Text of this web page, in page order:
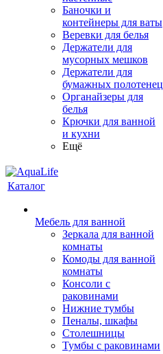
Баночки и
контейнеры для ваты
Веревки для белья
Держатели для
мусорных мешков
Держатели для
бумажных полотенец
Органайзеры для
белья
Крючки для ванной
и кухни
Ещё
Каталог
Мебель для ванной
Зеркала для ванной
комнаты
Комоды для ванной
комнаты
Консоли с
раковинами
Нижние тумбы
Пеналы, шкафы
Столешницы
Тумбы с раковинами